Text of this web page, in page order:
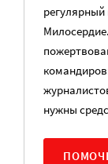
регулярный
нужны